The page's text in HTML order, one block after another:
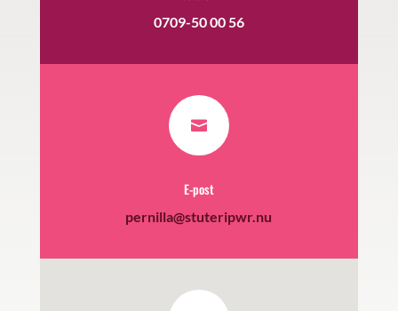
0709-50 00 56

E-post
pernilla@stuteripwr.nu